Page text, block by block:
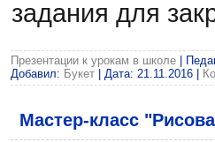
задания для
Презентации к урокам в школе |
Добавил: Букет | Дата: 21.11.2016
Мастер-класс